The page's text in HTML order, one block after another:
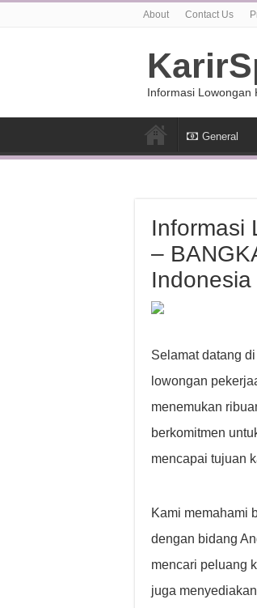
About Contact Us
Informasi Lowongan
General
Informasi
–
Indonesia
Selamat datang
lowongan
menemukan
berkomitmen
mencapai tujuan
Kami memahami
dengan bidang
mencari peluang
juga